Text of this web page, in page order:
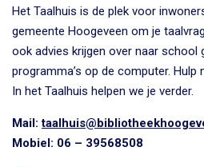
Het Taalhuis is de plek voor
gemeente Hoogeveen om je
ook advies krijgen over naar school
programma’s op de computer. Hulp
In het Taalhuis helpen we je verder.
Mail:
Mobiel: 06 – 39568508